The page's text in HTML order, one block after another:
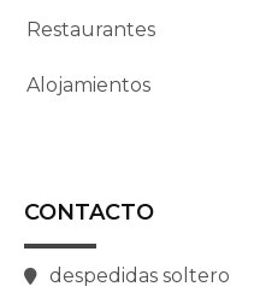
Restaurantes
Alojamientos
CONTACTO
despedidas soltero